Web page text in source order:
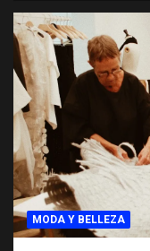
MODA Y BELLEZA